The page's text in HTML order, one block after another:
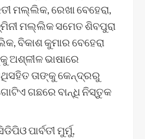
ମଲ୍ଲିକ, ରେଖା ବେହେରା,
ମଲ୍ଲିକ ସମେତ ଶିବପୁରା
ବିକାଶ କୁମାର ବେହେରା
ଅଶ୍ଳୀଳ ଭାଷାରେ
ତାଙ୍କୁ କେନ୍ଦ୍ରରୁ
ଗଛରେ ବାନ୍ଧି ନିସ୍ତୁକ
ପାର୍ବତୀ ମୁର୍ମୁ,